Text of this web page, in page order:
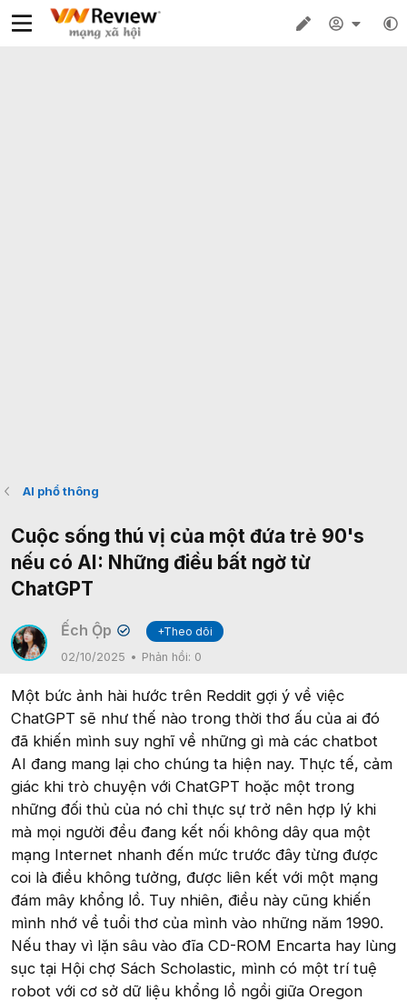
AI phổ thông
Cuộc sống thú vị của một đứa trẻ 90's
nếu có AI: Những điều bất ngờ từ
ChatGPT
Ếch Ộp ✔
+Theo dõi
02/10/2025
Phản hồi: 0
Một bức ảnh hài hước trên Reddit gợi ý về việc
ChatGPT sẽ như thế nào trong thời thơ ấu của ai đó
đã khiến mình suy nghĩ về những gì mà các chatbot
AI đang mang lại cho chúng ta hiện nay. Thực tế, cảm
giác khi trò chuyện với ChatGPT hoặc một trong
những đối thủ của nó chỉ thực sự trở nên hợp lý khi
mà mọi người đều đang kết nối không dây qua một
mạng Internet nhanh đến mức trước đây từng được
coi là điều không tưởng, được liên kết với một mạng
đám mây khổng lồ. Tuy nhiên, điều này cũng khiến
mình nhớ về tuổi thơ của mình vào những năm 1990.
Nếu thay vì lặn sâu vào đĩa CD-ROM Encarta hay lùng
sục tại Hội chợ Sách Scholastic, mình có một trí tuệ
robot với cơ sở dữ liệu khổng lồ ngồi giữa Oregon